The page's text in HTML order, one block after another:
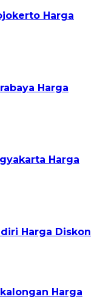
Harga
Harga
Harga
Harga Diskon
Harga